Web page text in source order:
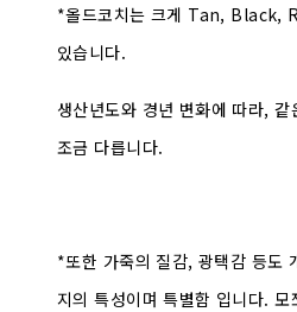
*올드코치는 크게 Tan, Black,
있습니다.
생산년도와 경년 변화에 따라,
조금 다릅니다.
*또한 가죽의 질감, 광택감 등도
지의 특성이며 특별함 입니다.